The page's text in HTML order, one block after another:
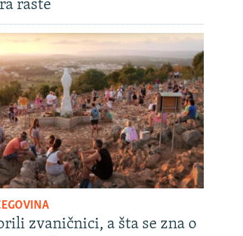
raste
zvaničnici, a šta se zna o